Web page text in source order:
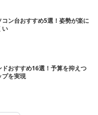
ン台おすすめ5選！姿勢が楽に
い
おすすめ16選！予算を抑えつ
プを実現